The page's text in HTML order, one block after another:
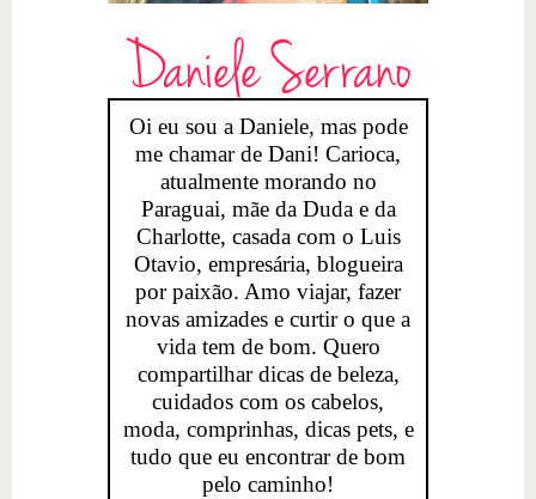
Daniele Serrano
Oi eu sou a Daniele, mas pode
me chamar de Dani! Carioca,
atualmente morando no
Paraguai, mãe da Duda e da
Charlotte, casada com o Luis
Otavio, empresária, blogueira
por paixão. Amo viajar, fazer
novas amizades e curtir o que a
vida tem de bom. Quero
compartilhar dicas de beleza,
cuidados com os cabelos,
moda, comprinhas, dicas pets, e
tudo que eu encontrar de bom
pelo caminho!